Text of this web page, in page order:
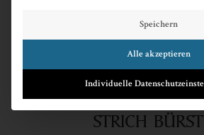
ANTIKOLONIALISMUS
STRICH
Speichern
Alle akzeptieren
Individuelle